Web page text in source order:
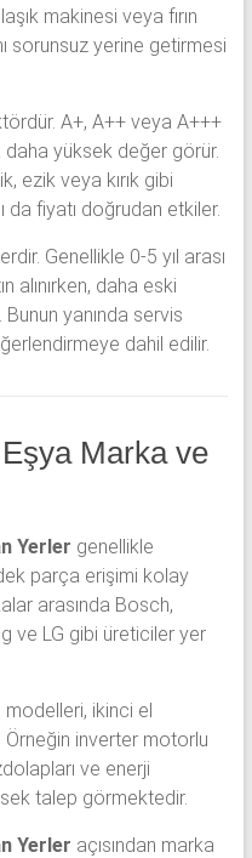
makinesi veya fırın
sorunsuz yerine getirmesi
A+, A++ veya A+++
daha yüksek değer görür.
ezik veya kırık gibi
da fiyatı doğrudan etkiler.
Genellikle 0-5 yıl arası
alınırken, daha eski
yanında servis
dahil edilir.
Eşya Marka ve
Yerler genellikle
parça erişimi kolay
arasında Bosch,
ve LG gibi üreticiler yer
modelleri, ikinci el
Örneğin inverter motorlu
ve enerji
talep görmektedir.
Yerler açısından marka